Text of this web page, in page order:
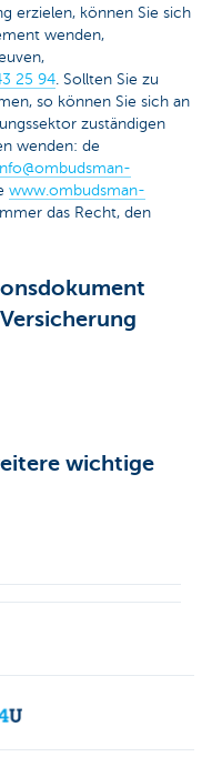
erzielen, können Sie sich
wenden,
25 94 . Sollten Sie zu
so können Sie sich an
zuständigen
wenden: de
www.ombudsman-
das Recht, den
wichtige